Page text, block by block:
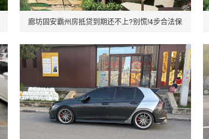
廊坊固安霸州房抵贷到期还不上?别慌!4步合法保
住房子和征信